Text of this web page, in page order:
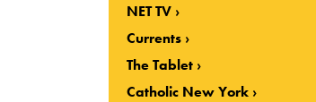
NET TV
Currents
The Tablet
Catholic New York